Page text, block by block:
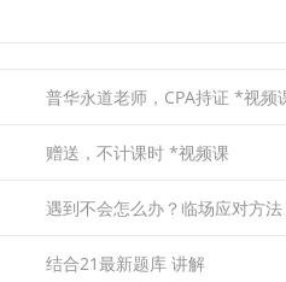
普华永道老师，CPA持证 *视频
赠送，不计课时 *视频课
遇到不会怎么办？临场应对方法
结合21最新题库 讲解